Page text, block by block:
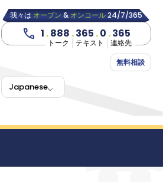
我々はオープン&オンコール24/7/365
1 .888 .365 .0 .365
トーク テキスト 連絡先
無料相談
Japanese